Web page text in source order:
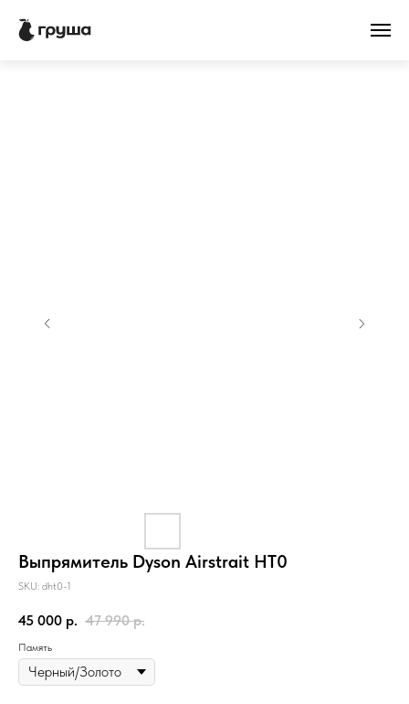
Выпрямитель Dyson Airstrait HT0
SKU: dht0-1
45 000 р. 47 990 р.
Память